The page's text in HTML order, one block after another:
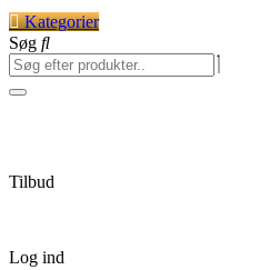
Kategorier
Søg
Tilbud
Log ind